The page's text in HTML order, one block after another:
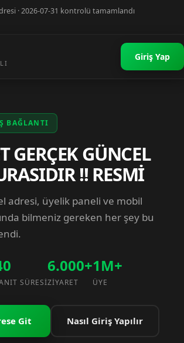
· 2026-07-31 kontrolü tamamlandı
Giriş Yap
BAĞLANTI
GERÇEK GÜNCEL
!! RESMİ
adresi, üyelik paneli ve mobil
bilmeniz gereken her şey bu
SÜRESI
6.000+
ZIYARET
1M+
ÜYE
Git Nasıl Giriş Yapılır